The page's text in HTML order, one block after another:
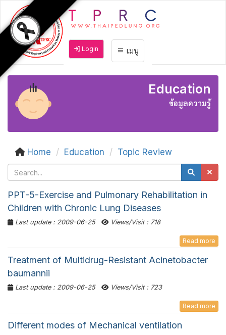
เมนู
Login
Education
ข้อมูลความรู้
Home Education Topic Review
PPT-5-Exercise and Pulmonary Rehabilitation in
Children with Chronic Lung Diseases
Last update : 2009-06-25 Views/Visit : 718
Read more
Treatment of Multidrug-Resistant Acinetobacter
baumannii
Last update : 2009-06-25 Views/Visit : 723
Read more
Different modes of Mechanical ventilation